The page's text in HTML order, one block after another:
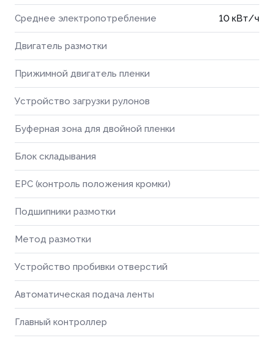
Среднее электропотребление 10 кВт/ч
Двигатель размотки
Прижимной двигатель пленки
Устройство загрузки рулонов
Буферная зона для двойной пленки
Блок складывания
EPC (контроль положения кромки)
Подшипники размотки
Метод размотки
Устройство пробивки отверстий
Автоматическая подача ленты
Главный контроллер